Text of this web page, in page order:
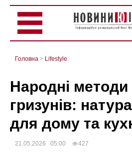
Головна > Lifestyle
Народні методи
гризунів:
для дому та
21.05.2026 05:00 427